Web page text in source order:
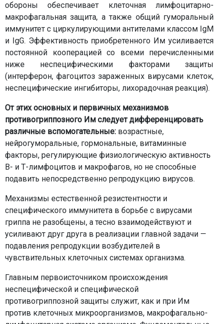
обороны обеспечивает клеточная лимфоцитарно-
макрофагальная защита, а также общий гуморальный
иммунитет с циркулирующими антителами классом IgM
и IgG. Эффективность приобретенного Им усиливается
постоянной кооперацией со всеми перечисленными
ниже неспецифическими факторами защиты
(интерферон, фагоцитоз зараженных вирусами клеток,
неспецифические ингибиторы, лихорадочная реакция).
От этих основных и первичных механизмов
противогриппозного Им следует дифференцировать
различные вспомогательные: возрастные,
нейрогуморальные, гормональные, витаминные
факторы, регулирующие физиологическую активность
В- и Т-лимфоцитов и макрофагов, но не способные
подавить непосредственно репродукцию вирусов.
Механизмы естественной резистентности и
специфического иммунитета в борьбе с вирусами
гриппа не разобщены, а тесно взаимодействуют и
усиливают друг друга в реализации главной задачи —
подавления репродукции возбудителей в
чувствительных клеточных системах организма.
Главным первоисточником происхождения
неспецифической и специфической
противогриппозной защиты служит, как и при Им
против клеточных микроорганизмов, макрофагально-